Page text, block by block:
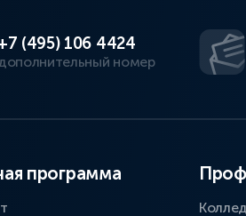
(495) 106 4424
номер
программа